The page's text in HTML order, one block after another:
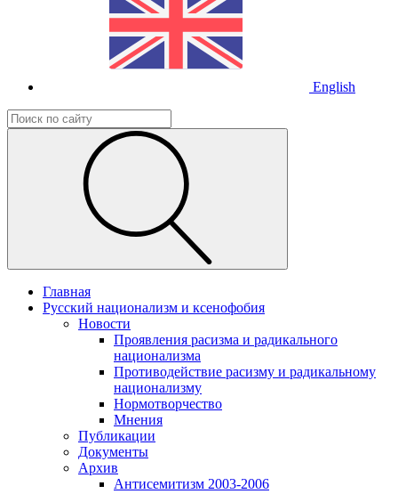
English
Главная
Русский национализм и ксенофобия
Новости
Проявления расизма и радикального
национализма
Противодействие расизму и радикальному
национализму
Нормотворчество
Мнения
Публикации
Документы
Архив
Антисемитизм 2003-2006